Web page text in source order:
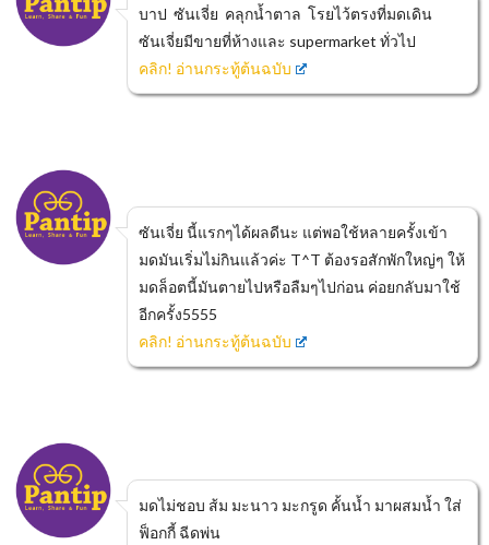
บาป ซันเจี่ย คลุกน้ำตาล โรยไว้ตรงที่มดเดิน
ซันเจี่ยมีขายที่ห้างและ supermarket ทั่วไป
คลิก! อ่านกระทู้ต้นฉบับ
ซันเจี่ย นี้แรกๆได้ผลดีนะ แต่พอใช้หลายครั้งเข้า
มดมันเริ่มไม่กินแล้วค่ะ T^T ต้องรอสักพักใหญ่ๆ ให้
มดล็อตนี้มันตายไปหรือลืมๆไปก่อน ค่อยกลับมาใช้
อีกครั้ง5555
คลิก! อ่านกระทู้ต้นฉบับ
มดไม่ชอบ ส้ม มะนาว มะกรูด คั้นน้ำ มาผสมน้ำ ใส่
ฟ็อกกี้ ฉีดพ่น